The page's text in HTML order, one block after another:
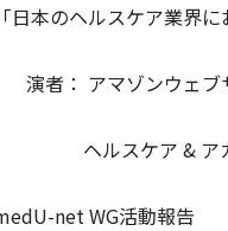
本のヘルスケア業界に
マゾンウェブサー
ア & アカデミ
net WG活動報告